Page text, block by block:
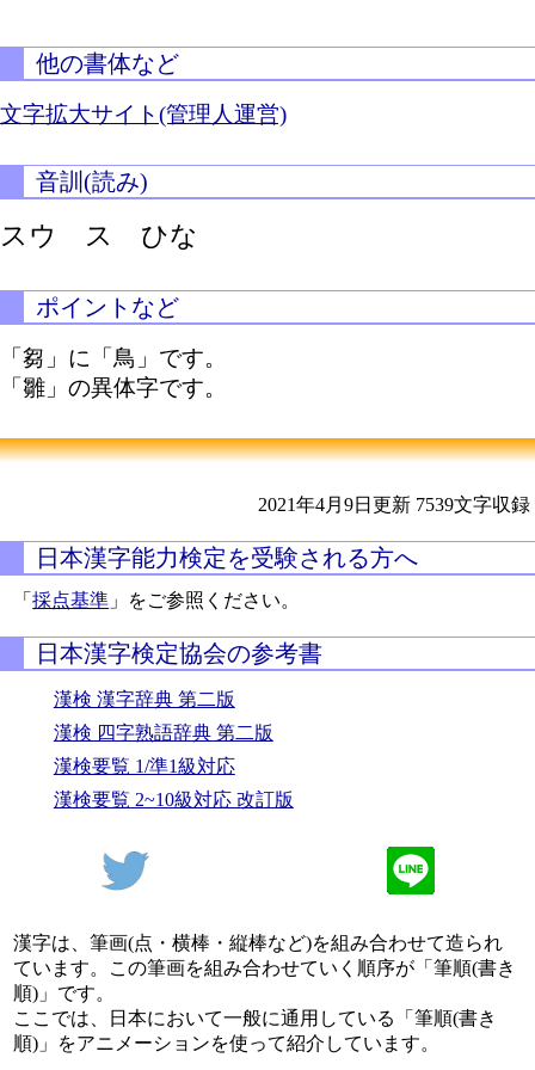
他の書体など
文字拡大サイト(管理人運営)
音訓(読み)
スウ ス ひな
ポイントなど
「芻」に「鳥」です。
「雛」の異体字です。
2021年4月9日更新 7539文字収録
日本漢字能力検定を受験される方へ
「採点基準 」をご参照ください。
日本漢字検定協会の参考書
漢検 漢字辞典 第二版
漢検 四字熟語辞典 第二版
漢検要覧 1/準1級対応
漢検要覧 2~10級対応 改訂版
漢字は、筆画(点・横棒・縦棒など)を組み合わせて造られ
ています。この筆画を組み合わせていく順序が「筆順(書き
順)」です。
ここでは、日本において一般に通用している「筆順(書き
順)」をアニメーションを使って紹介しています。